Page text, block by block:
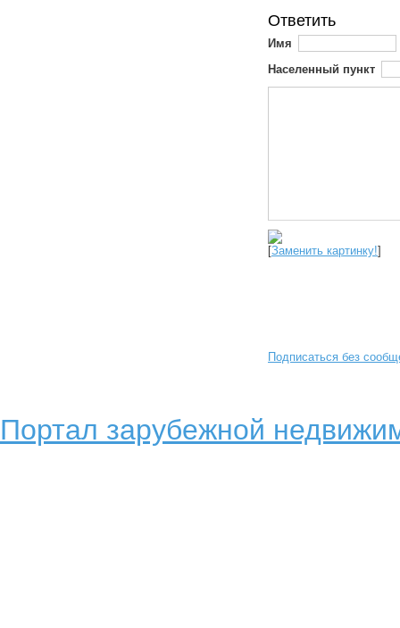
Ответить
Имя
Населенный пункт
[Заменить картинку!]
Подписаться без
Портал зарубежной